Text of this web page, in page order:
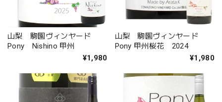
山梨 駒園ヴィンヤード
Pony Nishino 甲州
¥1,980
山梨 駒園ヴィンヤード
Pony 甲州桜花 2024
¥1,980